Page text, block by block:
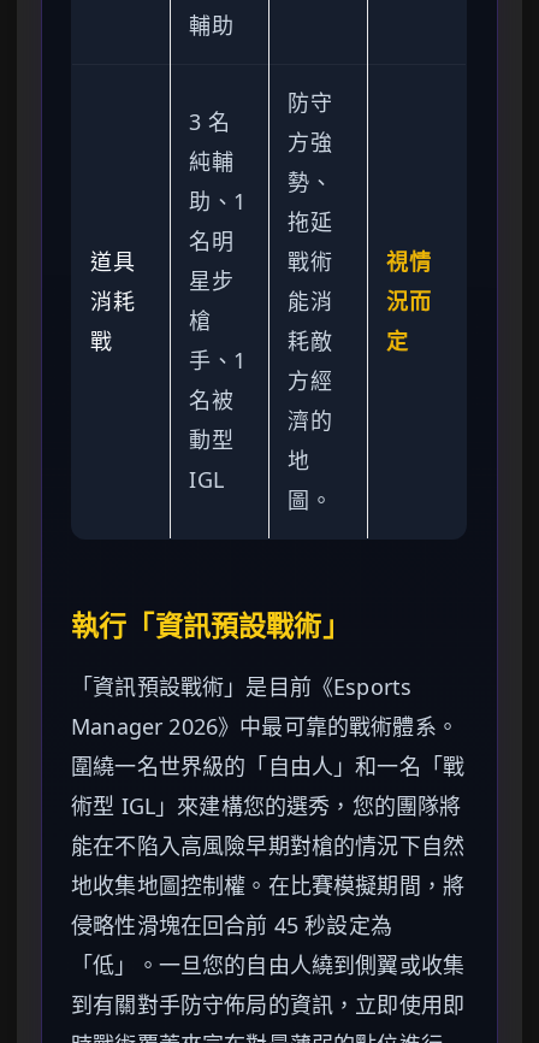
輔助
道具
消耗
戰
3 名
純輔
助、1
名明
星步
槍
手、1
名被
動型
IGL
防守
方強
勢、
拖延
戰術
能消
耗敵
方經
濟的
地
圖。
視情
況而
定
執行「資訊預設戰術」
「資訊預設戰術」是目前《Esports
Manager 2026》中最可靠的戰術體系。
圍繞一名世界級的「自由人」和一名「戰
術型 IGL」來建構您的選秀，您的團隊將
能在不陷入高風險早期對槍的情況下自然
地收集地圖控制權。在比賽模擬期間，將
侵略性滑塊在回合前 45 秒設定為
「低」。一旦您的自由人繞到側翼或收集
到有關對手防守佈局的資訊，立即使用即